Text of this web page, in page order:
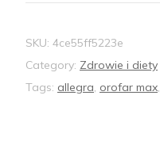
SKU: 4ce55ff5223e
Category: Zdrowie i diety
Tags: allegra, orofar max,